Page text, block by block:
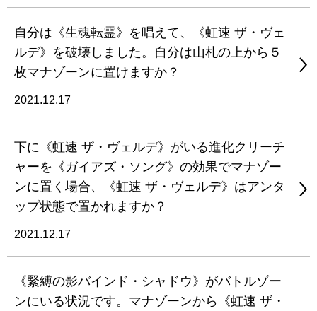
自分は《生魂転霊》を唱えて、《虹速 ザ・ヴェ
ルデ》を破壊しました。自分は山札の上から５
枚マナゾーンに置けますか？
2021.12.17
下に《虹速 ザ・ヴェルデ》がいる進化クリーチ
ャーを《ガイアズ・ソング》の効果でマナゾー
ンに置く場合、《虹速 ザ・ヴェルデ》はアンタ
ップ状態で置かれますか？
2021.12.17
《緊縛の影バインド・シャドウ》がバトルゾー
ンにいる状況です。マナゾーンから《虹速 ザ・